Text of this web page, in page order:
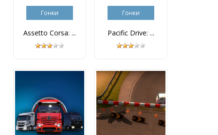
Гонки
Assetto Corsa: ...
Гонки
Pacific Drive: ...